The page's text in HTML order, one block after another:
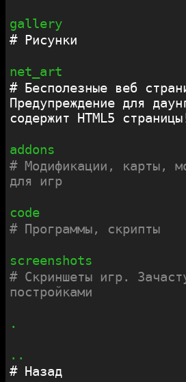
gallery
Рисунки
net_art
Бесполезные веб
Предупреждение для
содержит HTML5
addons
Модификации, карты,
для игр
code
Программы, скрипты
screenshots
Скриншеты игр.
постройками
.
..
Назад